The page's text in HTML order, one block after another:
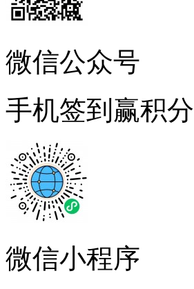
微信公众号
手机签到赢积分
微信小程序